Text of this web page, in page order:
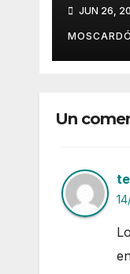
JUN 26,
MOSCARDÓ
Un